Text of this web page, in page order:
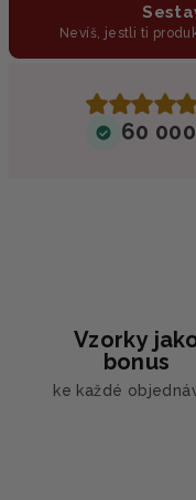
Nevíš, jestli ti
60
Vzorky
bonus
ke každé